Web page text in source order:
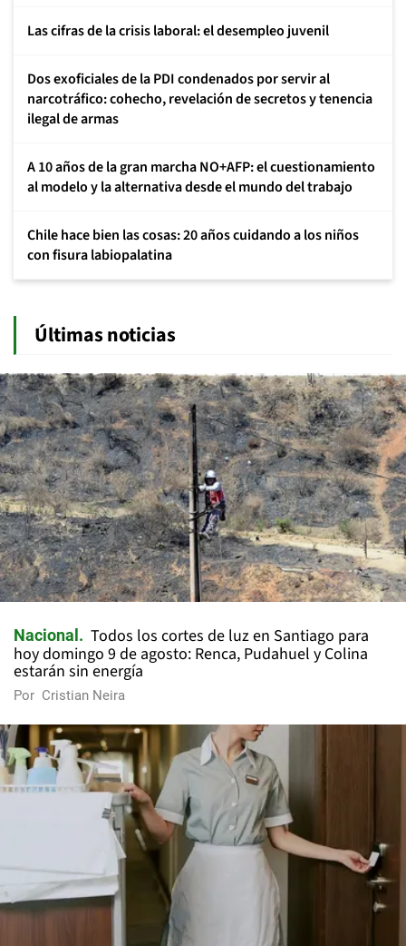
Las cifras de la crisis laboral: el desempleo juvenil
Dos exoficiales de la PDI condenados por servir al
narcotráfico: cohecho, revelación de secretos y tenencia
ilegal de armas
A 10 años de la gran marcha NO+AFP: el cuestionamiento
al modelo y la alternativa desde el mundo del trabajo
Chile hace bien las cosas: 20 años cuidando a los niños
con fisura labiopalatina
Últimas noticias
Nacional
Todos los cortes de luz en Santiago para
hoy domingo 9 de agosto: Renca, Pudahuel y Colina
estarán sin energía
Por Cristian Neira